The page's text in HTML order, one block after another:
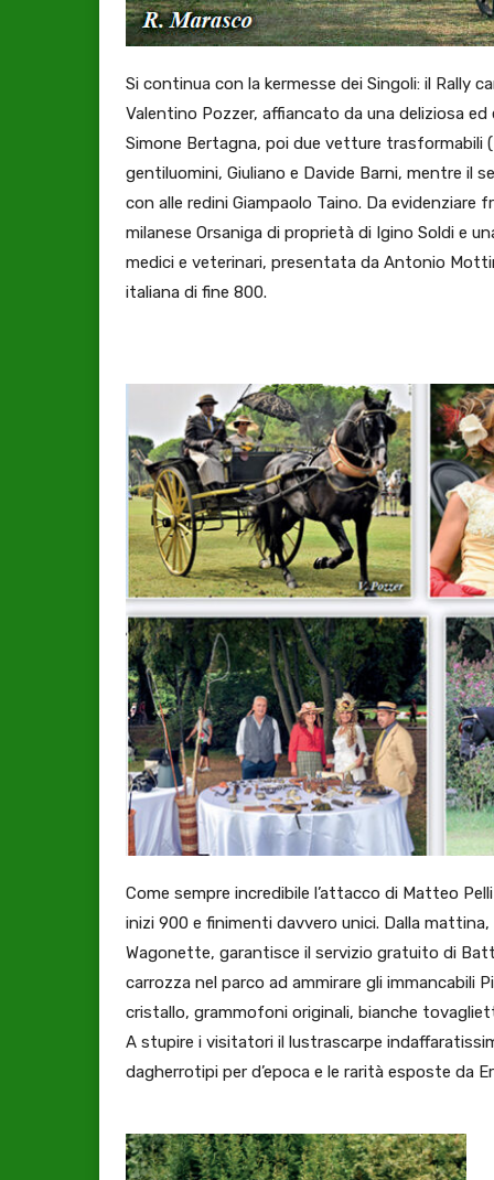
Si continua con la kermesse dei Singoli: il
Valentino Pozzer, affiancato da una deliziosa
Simone Bertagna, poi due vetture trasformabili
gentiluomini, Giuliano e Davide Barni, mentre il
con alle redini Giampaolo Taino. Da
milanese Orsaniga di proprietà di Igino Soldi e
medici e veterinari, presentata da Antonio
italiana di fine 800.
Come sempre incredibile l’attacco di Matteo
inizi 900 e finimenti davvero unici. Dalla
Wagonette, garantisce il servizio gratuito di
carrozza nel parco ad ammirare gli immancabili
cristallo, grammofoni originali, bianche
A stupire i visitatori il lustrascarpe
dagherrotipi per d’epoca e le rarità esposte da